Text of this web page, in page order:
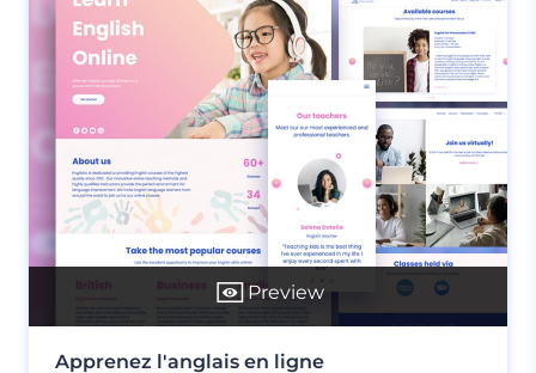
Preview
Apprenez l'anglais en ligne